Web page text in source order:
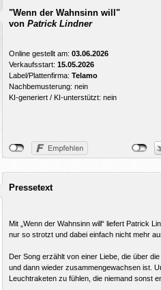
"Wenn der Wahnsinn will"
von Patrick Lindner
Online gestellt am: 03.06.2026
Verkaufsstart: 15.05.2026
Label/Plattenfirma: Telamo
Nachbemusterung: nein
KI-generiert / KI-unterstützt: nein
Pressetext
Mit „Wenn der Wahnsinn will“ liefert Patrick
nur so strotzt und dabei einfach nicht mehr
Der Song erzählt von einer Liebe, die über
und dann wieder zusammengewachsen ist.
Leuchtraketen zu fühlen, die niemand sonst